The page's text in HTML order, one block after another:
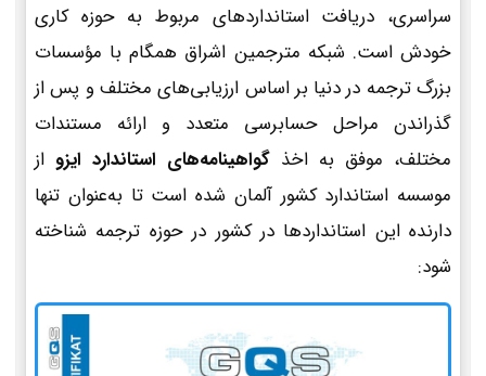
سراسری، دریافت استانداردهای مربوط به حوزه کاری
خودش است. شبکه مترجمین اشراق همگام با مؤسسات
بزرگ ترجمه در دنیا بر اساس ارزیابی‌های مختلف و پس از
گذراندن مراحل حسابرسی متعدد و ارائه مستندات
مختلف، موفق به اخذ گواهینامه‌های استاندارد ایزو از
موسسه استاندارد کشور آلمان شده است تا به‌عنوان تنها
دارنده این استانداردها در کشور در حوزه ترجمه شناخته
شود: